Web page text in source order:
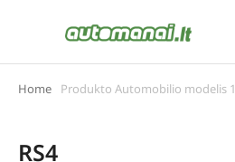
You are here:
Home Produkto Automobilio modelis 1
RS4